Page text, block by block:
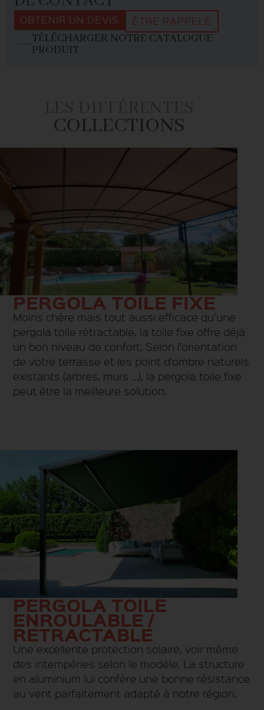
OBTENIR UN DEVIS ÊTRE RAPPELÉ
TÉLÉCHARGER NOTRE CATALOGUE
PRODUIT
COLLECTIONS
PERGOLA TOILE FIXE
Moins chère mais tout aussi efficace qu’une
pergola toile rétractable, la toile fixe offre déjà
un bon niveau de confort. Selon l’orientation
de votre terrasse et les point d’ombre naturels
existants (arbres, murs …), la pergola toile fixe
peut être la meilleure solution.
PERGOLA TOILE
ENROULABLE /
RETRACTABLE
Une excellente protection solaire, voir même
des intempéries selon le modèle. La structure
en aluminium lui confère une bonne résistance
au vent parfaitement adapté à notre région.